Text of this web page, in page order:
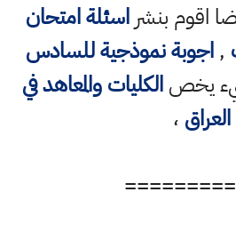
اقوم بنشراسئلة امتحان
,اجوبة نموذجية للسادس
يخصالكليات والمعاهد في
العراق ،